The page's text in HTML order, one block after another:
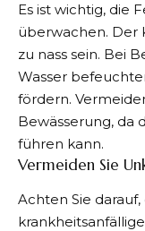
Es ist wichtig, die
überwachen. Der
zu nass sein. Bei
Wasser
fördern.
Bewässerung, da
führen kann.
Vermeiden Sie
Achten Sie